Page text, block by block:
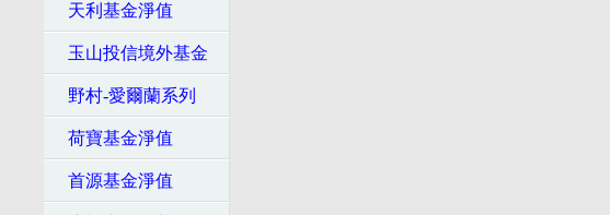
天利基金淨值
玉山投信境外基金
野村-愛爾蘭系列
荷寶基金淨值
首源基金淨值